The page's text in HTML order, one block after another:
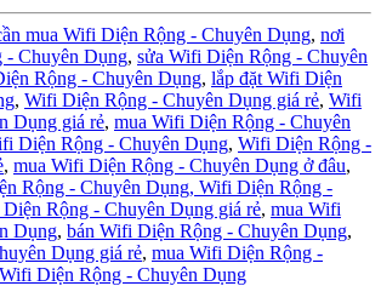
mua Wifi Diện Rộng - Chuyên Dụng, nơi
- Chuyên Dụng, sửa Wifi Diện Rộng - Chuyên
Rộng - Chuyên Dụng, lắp đặt Wifi Diện
, Wifi Diện Rộng - Chuyên Dụng giá rẻ, Wifi
Dụng giá rẻ, mua Wifi Diện Rộng - Chuyên
Diện Rộng - Chuyên Dụng, Wifi Diện Rộng -
, mua Wifi Diện Rộng - Chuyên Dụng ở đâu,
Rộng - Chuyên Dụng, Wifi Diện Rộng -
Rộng - Chuyên Dụng giá rẻ, mua Wifi
Dụng, bán Wifi Diện Rộng - Chuyên Dụng,
Dụng giá rẻ, mua Wifi Diện Rộng -
Diện Rộng - Chuyên Dụng